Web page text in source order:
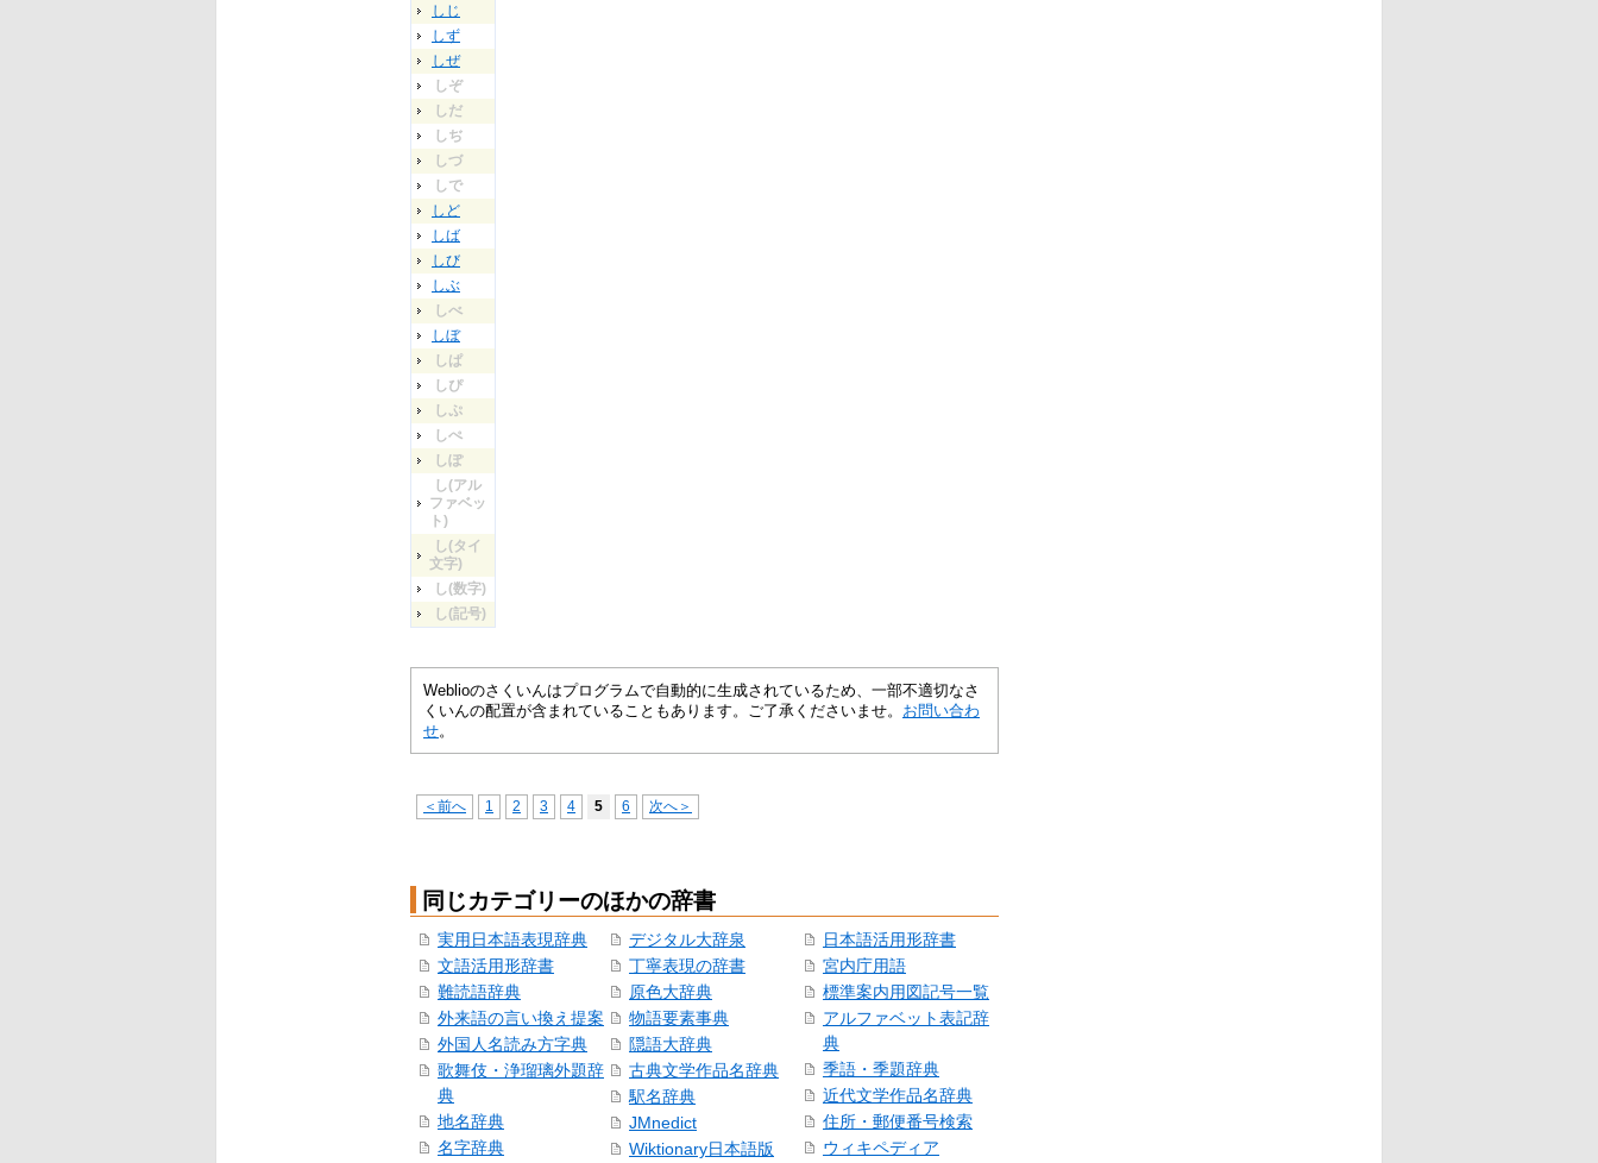
しじ
しず
しぜ
しぞ
しだ
しぢ
しづ
しで
しど
しば
しび
しぶ
しべ
しぼ
しぱ
しぴ
しぷ
しぺ
しぽ
し(アル
ファベッ
ト)
し(タイ
文字)
し(数字)
し(記号)
Weblioのさくいんはプログラムで自動的に生成されているため、一部不適切なさ
くいんの配置が含まれていることもあります。ご了承くださいませ。 お問い合わ
せ。
＜前へ 1 2 3 4 5 6 次へ＞
同じカテゴリーのほかの辞書
実用日本語表現辞典
文語活用形辞書
難読語辞典
外来語の言い換え提案
外国人名読み方字典
歌舞伎・浄瑠璃外題辞
典
地名辞典
名字辞典
デジタル大辞泉
丁寧表現の辞書
原色大辞典
物語要素事典
隠語大辞典
古典文学作品名辞典
駅名辞典
JMnedict
Wiktionary日本語版
日本語活用形辞書
宮内庁用語
標準案内用図記号一覧
アルファベット表記辞
典
季語・季題辞典
近代文学作品名辞典
住所・郵便番号検索
ウィキペディア